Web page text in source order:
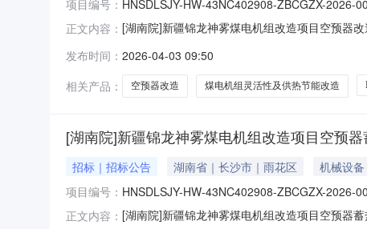
项目编号： HNSDLSJY-HW-43NC402908-ZBCGZX-2026-
正文内容： [湖南院]新疆锦龙神雾煤电机组改造项目空预器
预器改造（含施工）采购类别：货物采购采购
机组灵活性及供热节能改造项目（二期）EPC总
发布时间： 2026-04-03 09:50
相关产品：
空预器改造 煤电机组灵活性及供热节能改造
[湖南院]新疆锦龙神雾煤电机组改造项目空预
招标｜招标公告 湖南省｜长沙市｜雨花区 机械设备
项目编号： HNSDLSJY-HW-43NC402908-ZBCGZX-2026-
正文内容： [湖南院]新疆锦龙神雾煤电机组改造项目空预器